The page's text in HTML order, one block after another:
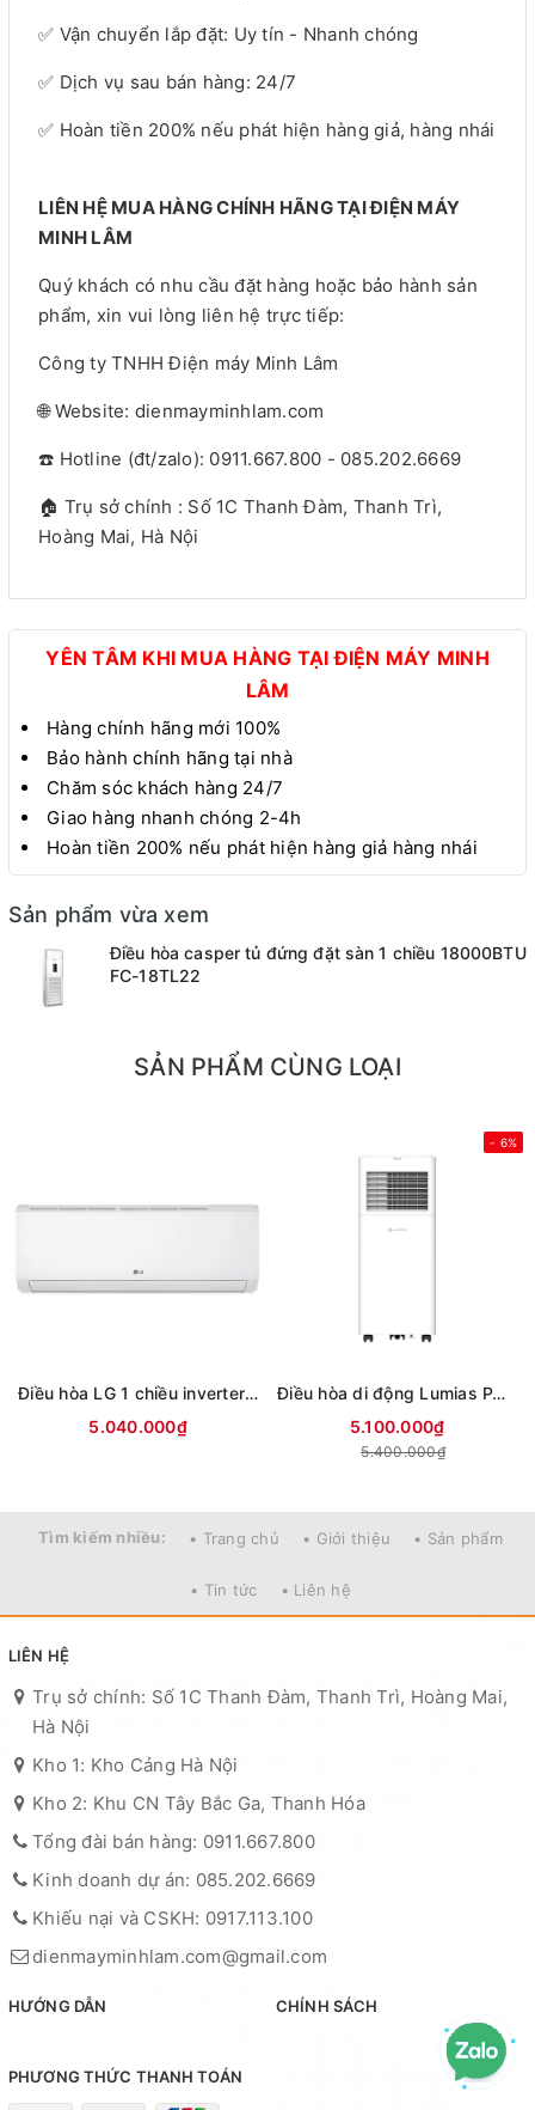
✅ Vận chuyển lắp đặt: Uy tín - Nhanh chóng
✅ Dịch vụ sau bán hàng: 24/7
✅ Hoàn tiền 200% nếu phát hiện hàng giả, hàng nhái
LIÊN HỆ MUA HÀNG CHÍNH HÃNG TẠI ĐIỆN MÁY
MINH LÂM
Quý khách có nhu cầu đặt hàng hoặc bảo hành sản
phẩm, xin vui lòng liên hệ trực tiếp:
Công ty TNHH Điện máy Minh Lâm
🌐 Website: dienmayminhlam.com
☎️ Hotline (đt/zalo): 0911.667.800 - 085.202.6669
🏠 Trụ sở chính : Số 1C Thanh Đàm, Thanh Trì,
Hoàng Mai, Hà Nội
YÊN TÂM KHI MUA HÀNG TẠI ĐIỆN MÁY MINH
LÂM
Hàng chính hãng mới 100%
Bảo hành chính hãng tại nhà
Chăm sóc khách hàng 24/7
Giao hàng nhanh chóng 2-4h
Hoàn tiền 200% nếu phát hiện hàng giả hàng nhái
Sản phẩm vừa xem
Điều hòa casper tủ đứng đặt sàn 1 chiều 18000BTU
FC-18TL22
SẢN PHẨM CÙNG LOẠI
Điều hòa LG 1 chiều inverter 9000Btu IFC09M1 (mới 2026)
5.040.000₫
- 6%
Điều hòa di động Lumias PAC-26
5.100.000₫
5.400.000₫
Tìm kiếm nhiều: • Trang chủ • Giới thiệu • Sản phẩm
• Tin tức • Liên hệ
LIÊN HỆ
Trụ sở chính: Số 1C Thanh Đàm, Thanh Trì, Hoàng Mai,
Hà Nội
Kho 1: Kho Cảng Hà Nội
Kho 2: Khu CN Tây Bắc Ga, Thanh Hóa
Tổng đài bán hàng: 0911.667.800
Kinh doanh dự án: 085.202.6669
Khiếu nại và CSKH: 0917.113.100
dienmayminhlam.com@gmail.com
HƯỚNG DẪN CHÍNH SÁCH
PHƯƠNG THỨC THANH TOÁN